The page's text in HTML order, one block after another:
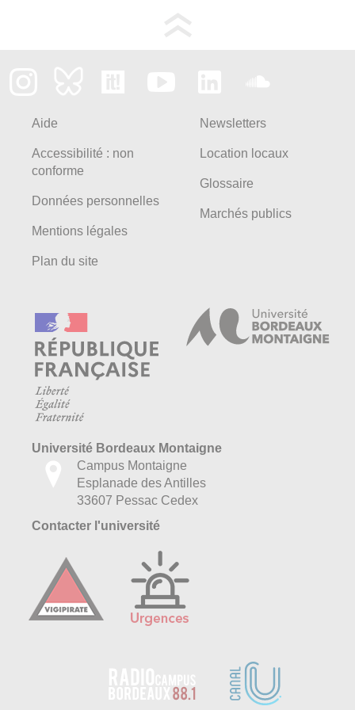
Aide
Accessibilité : non
conforme
Données personnelles
Mentions légales
Plan du site
Newsletters
Location locaux
Glossaire
Marchés publics
Université Bordeaux Montaigne
Campus Montaigne
Esplanade des Antilles
33607 Pessac Cedex
Contacter l'université